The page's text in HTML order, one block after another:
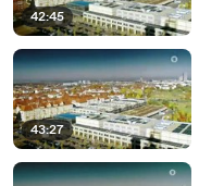
42:45
43:27